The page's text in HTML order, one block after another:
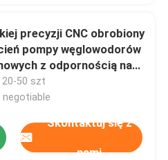
krzemowych
precyzji CNC obrobiony
pompy węglowodorów
z odpornością na
i stabilnością termiczną
przemysłowych
20-50 szt
negotiable
Skontaktuj się z
nami